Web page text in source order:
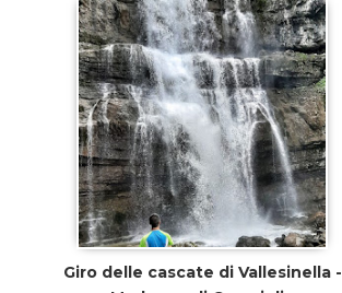
Giro delle cascate di Vallesinella -